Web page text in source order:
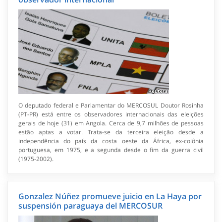
O deputado federal e Parlamentar do MERCOSUL Doutor Rosinha
(PT-PR) está entre os observadores internacionais das eleições
gerais de hoje (31) em Angola. Cerca de 9,7 milhões de pessoas
estão aptas a votar. Trata-se da terceira eleição desde a
independência do país da costa oeste da África, ex-colônia
portuguesa, em 1975, e a segunda desde o fim da guerra civil
(1975-2002).
Gonzalez Núñez promueve juicio en La Haya por
suspensión paraguaya del MERCOSUR